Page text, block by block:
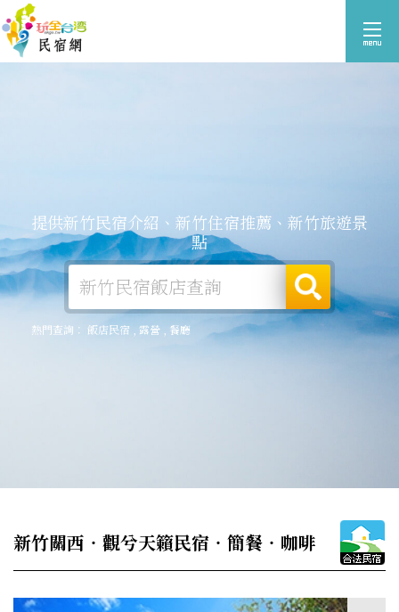
提供新竹民宿介紹、新竹住宿推薦、新竹旅遊景
點
熱門查詢： 飯店民宿 露營 餐廳
新竹關西‧觀兮天籟民宿‧簡餐‧咖啡